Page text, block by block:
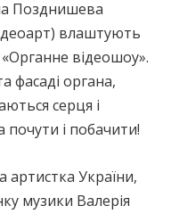
Позднишева
влаштують
відеошоу».
фасаді органа,
серця і
і побачити!
артистка України,
музики Валерія